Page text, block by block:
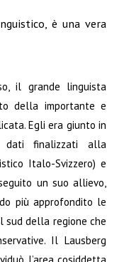
è una vera
il grande linguista
della importante e
Egli era giunto in
dati finalizzati alla
Italo-Svizzero) e
un suo allievo,
più approfondito le
sud della regione che
Il Lausberg